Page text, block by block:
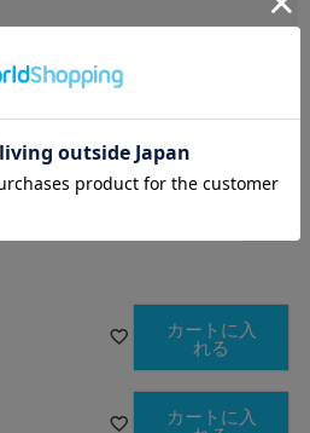
カートに入
れる
カートに入